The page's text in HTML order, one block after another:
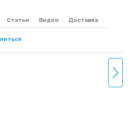
Статьи Видео Доставка